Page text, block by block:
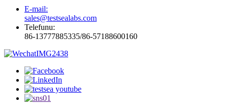
E-mail:
sales@testsealabs.com
Telefunu:
86-13777885335/86-57188600160